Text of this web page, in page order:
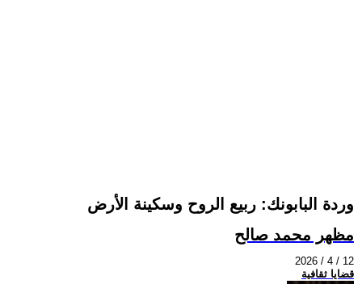
وردة البابونك: ربيع الروح وسكينة الأرض
مظهر محمد صالح
2026 / 4 / 12
قضايا ثقافية